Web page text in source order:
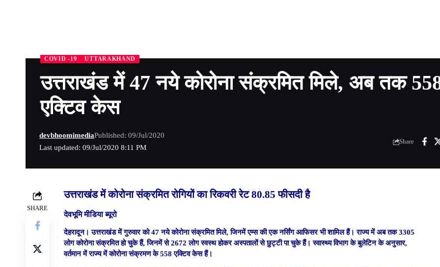
COVID -19 UTTARAKHAND
उत्तराखंड में 47 नये कोरोना संक्रमित मिले, अब तक
एक्टिव केस
Last updated: 09/Jul/2020 8:11 PM
devbhoomimediaPublished: 09/Jul/2020
Share
SHARE
उत्तराखंड में कोरोना संक्रमित रोगियों का रिकवरी रेट 80.85 फीसदी है
देवभूमि मीडिया ब्यूरो
देहरादून। उत्तराखंड में गुरुवार को 47 नये कोरोना संक्रमित मिले, जिनमें एम्स की एक नर्सिंग आफिसर भी शामिल हैं। राज्य में अब तक 3305
लोग कोरोना संक्रमित हो चुके हैं, जिनमें से 2672 लोग स्वस्थ होकर अस्पतालों से छुट्टी पा चुके हैं। स्वास्थ्य विभाग के बुलेटिन के अनुसार,
वर्तमान में राज्य में कोरोना संक्रमण के 558 एक्टिव केस हैं।